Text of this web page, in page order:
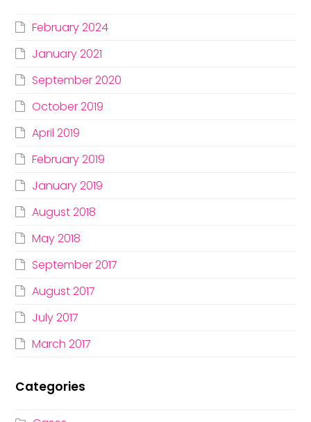
February 2024
January 2021
September 2020
October 2019
April 2019
February 2019
January 2019
August 2018
May 2018
September 2017
August 2017
July 2017
March 2017
Categories